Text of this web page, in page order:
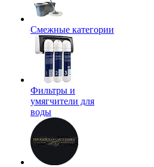
Смежные категории
Фильтры и
умягчители для
воды